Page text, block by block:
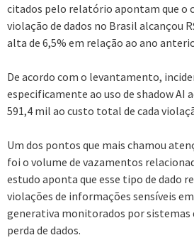
citados pelo relatório apontam que o
violação de dados no Brasil alcançou
alta de 6,5% em relação ao ano
De acordo com o levantamento,
especificamente ao uso de shadow AI
591,4 mil ao custo total de cada
Um dos pontos que mais chamou
foi o volume de vazamentos
estudo aponta que esse tipo de dado
violações de informações sensíveis
generativa monitorados por sistemas
perda de dados.